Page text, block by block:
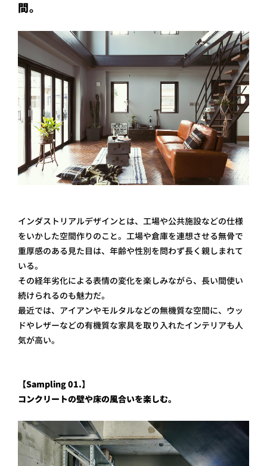
間。
インダストリアルデザインとは、工場や公共施設などの仕様
をいかした空間作りのこと。工場や倉庫を連想させる無骨で
重厚感のある見た目は、年齢や性別を問わず長く親しまれて
いる。
その経年劣化による表情の変化を楽しみながら、長い間使い
続けられるのも魅力だ。
最近では、アイアンやモルタルなどの無機質な空間に、ウッ
ドやレザーなどの有機質な家具を取り入れたインテリアも人
気が高い。
【Sampling 01.】
コンクリートの壁や床の風合いを楽しむ。